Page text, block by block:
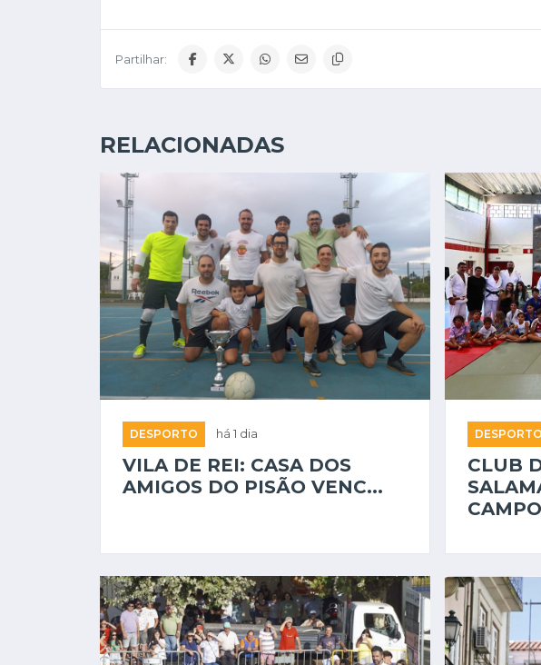
Partilhar:
RELACIONADAS
DESPORTO há 1 dia
VILA DE REI: CASA DOS
AMIGOS DO PISÃO VENC...
DESPORTO
CLUB